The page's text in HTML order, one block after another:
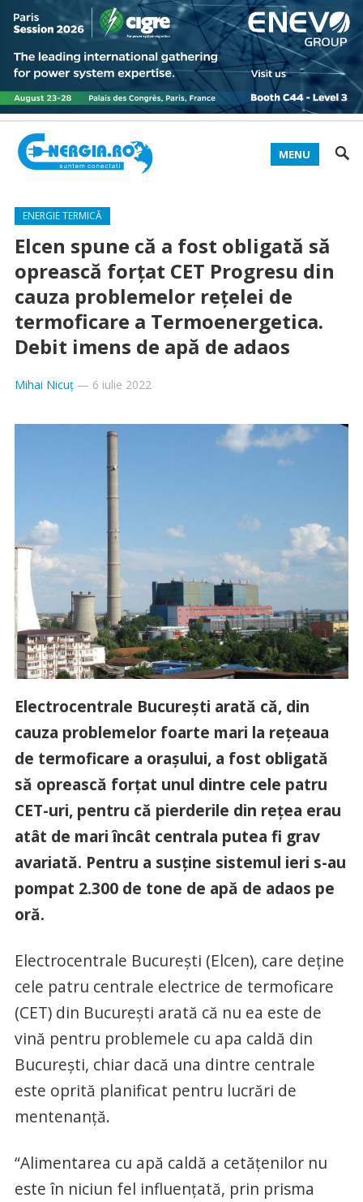
MENU
ENERGIE TERMICĂ
Elcen spune că a fost obligată să
oprească forțat CET Progresu din
cauza problemelor rețelei de
termoficare a Termoenergetica.
Debit imens de apă de adaos
Mihai Nicuț— 6 iulie 2022
Electrocentrale București arată că, din
cauza problemelor foarte mari la rețeaua
de termoficare a orașului, a fost obligată
să oprească forțat unul dintre cele patru
CET-uri, pentru că pierderile din rețea erau
atât de mari încât centrala putea fi grav
avariată. Pentru a susține sistemul ieri s-au
pompat 2.300 de tone de apă de adaos pe
oră.
Electrocentrale București (Elcen), care deține
cele patru centrale electrice de termoficare
(CET) din București arată că nu ea este de
vină pentru problemele cu apa caldă din
București, chiar dacă una dintre centrale
este oprită planificat pentru lucrări de
mentenanță.
“Alimentarea cu apă caldă a cetățenilor nu
este în niciun fel influențată, prin prisma